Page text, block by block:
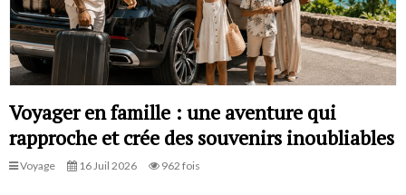
Voyager en famille : une aventure qui
rapproche et crée des souvenirs inoubliables
Voyage 16 Juil 2026 962 fois